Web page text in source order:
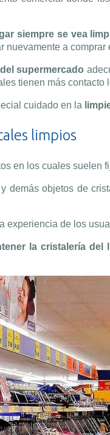
siempre se vea
nuevamente a comprar
supermercado
tienen más
cuidado en la
limpios
en los cuales suelen
demás objetos de
experiencia de los
la cristalería del